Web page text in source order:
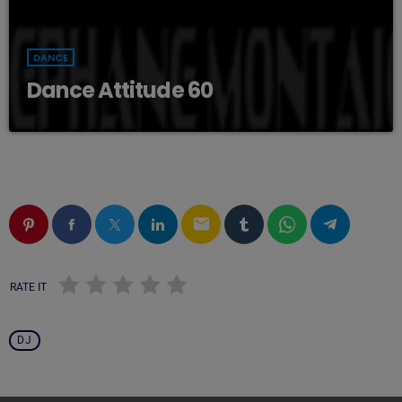
DANCE
Dance Attitude 60
email
RATE IT
DJ